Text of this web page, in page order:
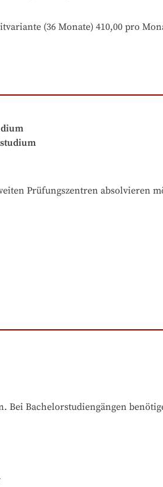
(36 Monate) 410,00 pro
Prüfungszentren absolvieren
Bei Bachelorstudiengängen